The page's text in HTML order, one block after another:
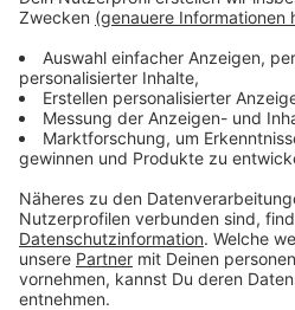
Die Verbraucherschützer
festgestellt, dass „viele
Prozent statt 50 Prozent
Tryba verrät. Mit solchen
oder andere auf
Folterinstrumente“ reinfallen.
Anzeige
Ablaufende Uhren oder